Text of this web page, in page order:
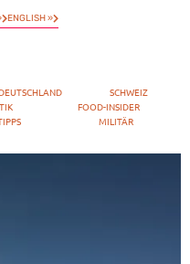
ENGLISH »
SCHWEIZ
FOOD-INSIDER
MILITÄR